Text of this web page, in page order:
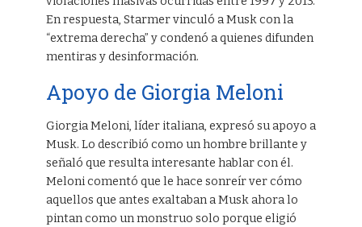
En respuesta, Starmer vinculó a Musk con la
“extrema derecha” y condenó a quienes difunden
mentiras y desinformación.
Apoyo de Giorgia Meloni
Giorgia Meloni, líder italiana, expresó su apoyo a
Musk. Lo describió como un hombre brillante y
señaló que resulta interesante hablar con él.
Meloni comentó que le hace sonreír ver cómo
aquellos que antes exaltaban a Musk ahora lo
pintan como un monstruo solo porque eligió